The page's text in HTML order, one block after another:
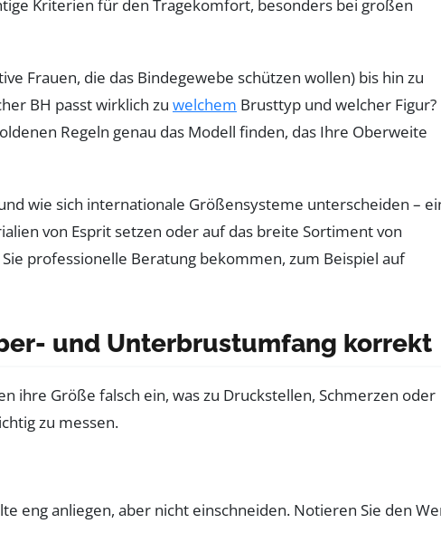
Kriterien für den Tragekomfort, besonders bei großen
Frauen, die das Bindegewebe schützen wollen) bis hin zu
BH passt wirklich zu welchem Brusttyp und welcher Figur?
Regeln genau das Modell finden, das Ihre Oberweite
wie sich internationale Größensysteme unterscheiden –
von Esprit setzen oder auf das breite Sortiment von
professionelle Beratung bekommen, zum Beispiel auf
und Unterbrustumfang korrekt
ihre Größe falsch ein, was zu Druckstellen, Schmerzen oder
zu messen.
eng anliegen, aber nicht einschneiden. Notieren Sie den